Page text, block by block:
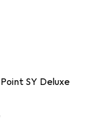
SY Deluxe